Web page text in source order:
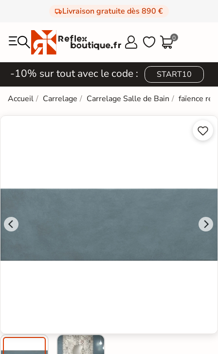
Livraison gratuite dès 890 €
  0
-10% sur tout avec le code : START10
Accueil Carrelage Carrelage Salle de Bain faïence

